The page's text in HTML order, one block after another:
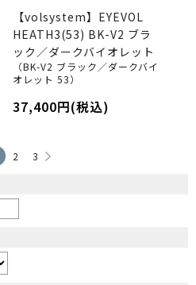
【volsystem】EYEVOL
HEATH3(53) BK-V2 ブラ
ック／ダークバイオレット
（BK-V2 ブラック／ダークバイ
オレット 53）
37,400円(税込)
2 3